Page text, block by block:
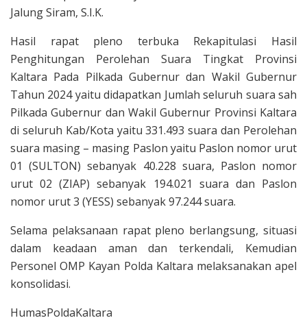
Jalung Siram, S.I.K.
Hasil rapat pleno terbuka Rekapitulasi Hasil
Penghitungan Perolehan Suara Tingkat Provinsi
Kaltara Pada Pilkada Gubernur dan Wakil Gubernur
Tahun 2024 yaitu didapatkan Jumlah seluruh suara sah
Pilkada Gubernur dan Wakil Gubernur Provinsi Kaltara
di seluruh Kab/Kota yaitu 331.493 suara dan Perolehan
suara masing – masing Paslon yaitu Paslon nomor urut
01 (SULTON) sebanyak 40.228 suara, Paslon nomor
urut 02 (ZIAP) sebanyak 194.021 suara dan Paslon
nomor urut 3 (YESS) sebanyak 97.244 suara.
Selama pelaksanaan rapat pleno berlangsung, situasi
dalam keadaan aman dan terkendali, Kemudian
Personel OMP Kayan Polda Kaltara melaksanakan apel
konsolidasi.
HumasPoldaKaltara